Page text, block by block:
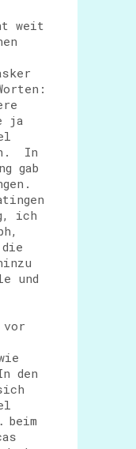
weit
ja
In
gab
ich
und
den
beim